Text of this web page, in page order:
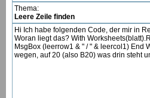
Thema:
Leere Zeile finden
Hi Ich habe folgenden Code, der mir in
Woran liegt das? With
MsgBox (leerrow1 & " / " & leercol1) End
wegen, auf 20 (also B20) was drin steht